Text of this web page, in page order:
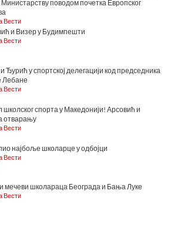
Министарству поводом почетка Европског
Вести
и Визер у Будимпешти
Вести
Ђурић у спортској делегацији код председника
Лебане
Вести
школског спорта у Македонији! Арсовић и
отварању
Вести
најбоље школарце у одбојци
Вести
мечеви школараца Београда и Бања Луке
Вести